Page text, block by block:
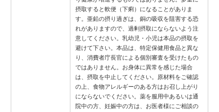
摂取すると軟便（下痢）になることがありま
す。亜鉛の摂り過ぎは、銅の吸収を阻害する恐
れがありますので、過剰摂取にならないよう注
意してください。乳幼児・小児は本品の摂取を
避けて下さい。本品は、特定保健用食品と異な
り、消費者庁長官による個別審査を受けたもの
ではありません。お身体に異常を感じた場合
は、摂取を中止してください。原材料をご確認
の上、食物アレルギーのある方はお召し上がり
にならないでください。薬を服用中あるいは通
院中の方、妊娠中の方は、お医者様にご相談の